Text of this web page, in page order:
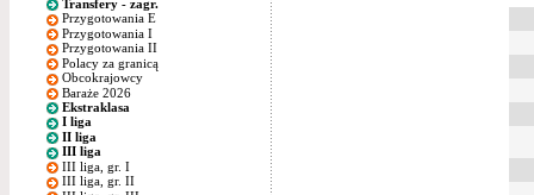
Transfery - zagr.
Przygotowania E
Przygotowania I
Przygotowania II
Polacy za granicą
Obcokrajowcy
Baraże 2026
Ekstraklasa
I liga
II liga
III liga
III liga, gr. I
III liga, gr. II